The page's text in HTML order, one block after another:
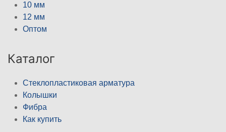
10 мм
12 мм
Оптом
Каталог
Стеклопластиковая арматура
Колышки
Фибра
Как купить